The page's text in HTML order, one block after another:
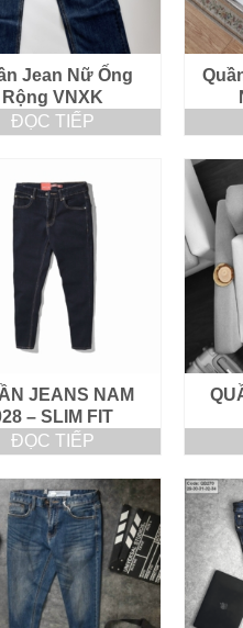
Jean Nữ Ống
Rộng VNXK
ĐỌC TIẾP
JEANS NAM
– SLIM FIT
ĐỌC TIẾP